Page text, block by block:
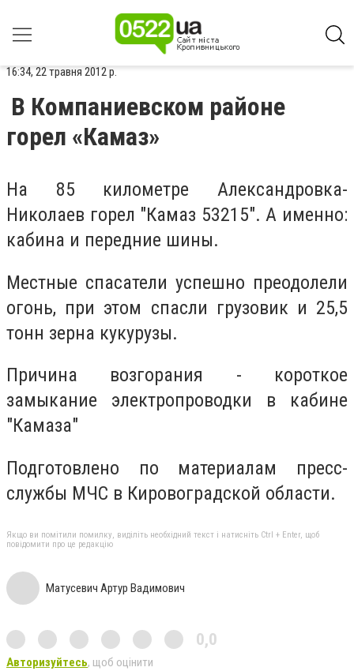
16:34, 22 травня 2012 р.
В Компаниевском районе
горел «Камаз»
На 85 километре Александровка-
Николаев горел "Камаз 53215". А именно:
кабина и передние шины.
Местные спасатели успешно преодолели
огонь, при этом спасли грузовик и 25,5
тонн зерна кукурузы.
Причина возгорания - короткое
замыкание электропроводки в кабине
"Камаза"
Подготовлено по материалам пресс-
службы МЧС в Кировоградской области.
Якщо ви помітили помилку, виділіть необхідний текст і натисніть Ctrl + Enter, щоб
повідомити про це редакцію
Матусевич Артур Вадимович
0,0
Авторизуйтесь, щоб оцінити